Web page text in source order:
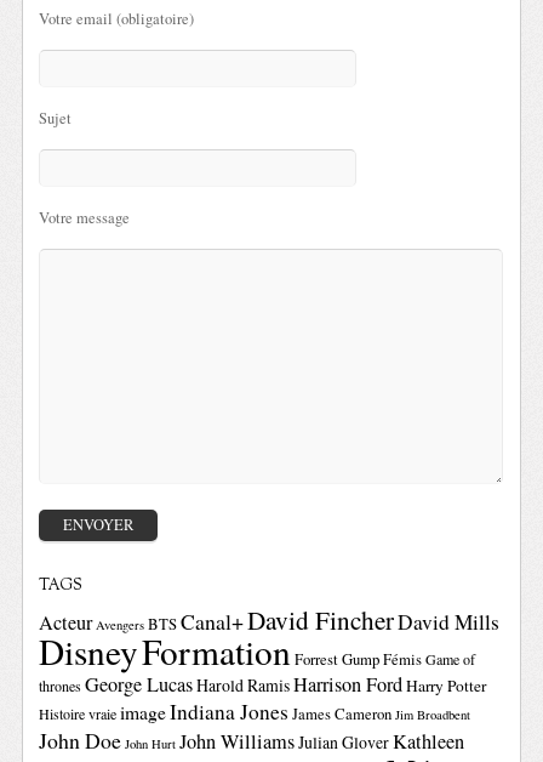
Votre email (obligatoire)
Sujet
Votre message
TAGS
Acteur Avengers BTSCanal+David FincherDavid Mills
DisneyFormationForrest GumpFémis Game of
thrones George LucasHarold RamisHarrison FordHarry Potter
Histoire vraie imageIndiana Jones James Cameron Jim Broadbent
John Doe John Hurt John WilliamsJulian GloverKathleen